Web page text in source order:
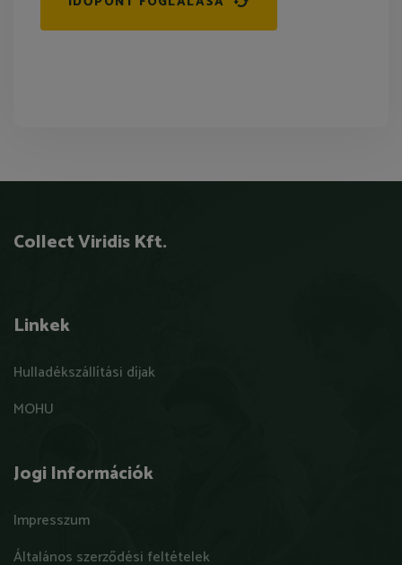
Collect Viridis Kft.
Linkek
Hulladékszállítási díjak
MOHU
Jogi Információk
Impresszum
Általános szerződési feltételek